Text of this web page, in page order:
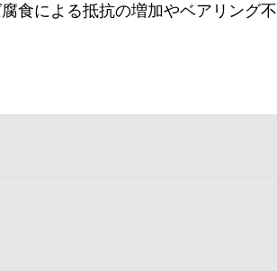
食による抵抗の増加やベアリング